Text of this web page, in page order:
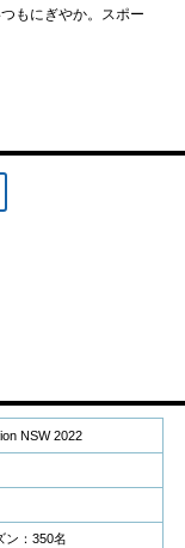
もにぎやか。スポー
NSW 2022
ン：350名